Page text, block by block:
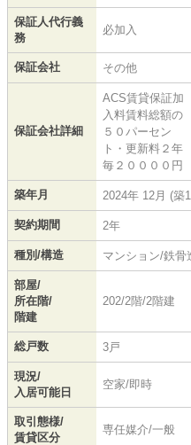
保証人代行義
務
必加入
保証会社 その他
保証会社詳細
ACS賃貸保証加
入料賃料総額の
５０パーセン
ト・更新料２年
毎２００００円
築年月 2024年 12月 (築
契約期間 2年
種別/構造 マンション/鉄骨
部屋/
所在階/
階建
202/2階/2階建
総戸数 3戸
現況/
入居可能日
空家/即時
取引態様/
賃貸区分
専任媒介/一般